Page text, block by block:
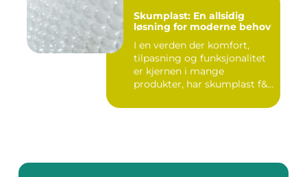
Skumplast: En allsidig
løsning for moderne behov
I en verden der komfort,
tilpasning og funksjonalitet
er kjernen i mange
produkter, har skumplast f&...